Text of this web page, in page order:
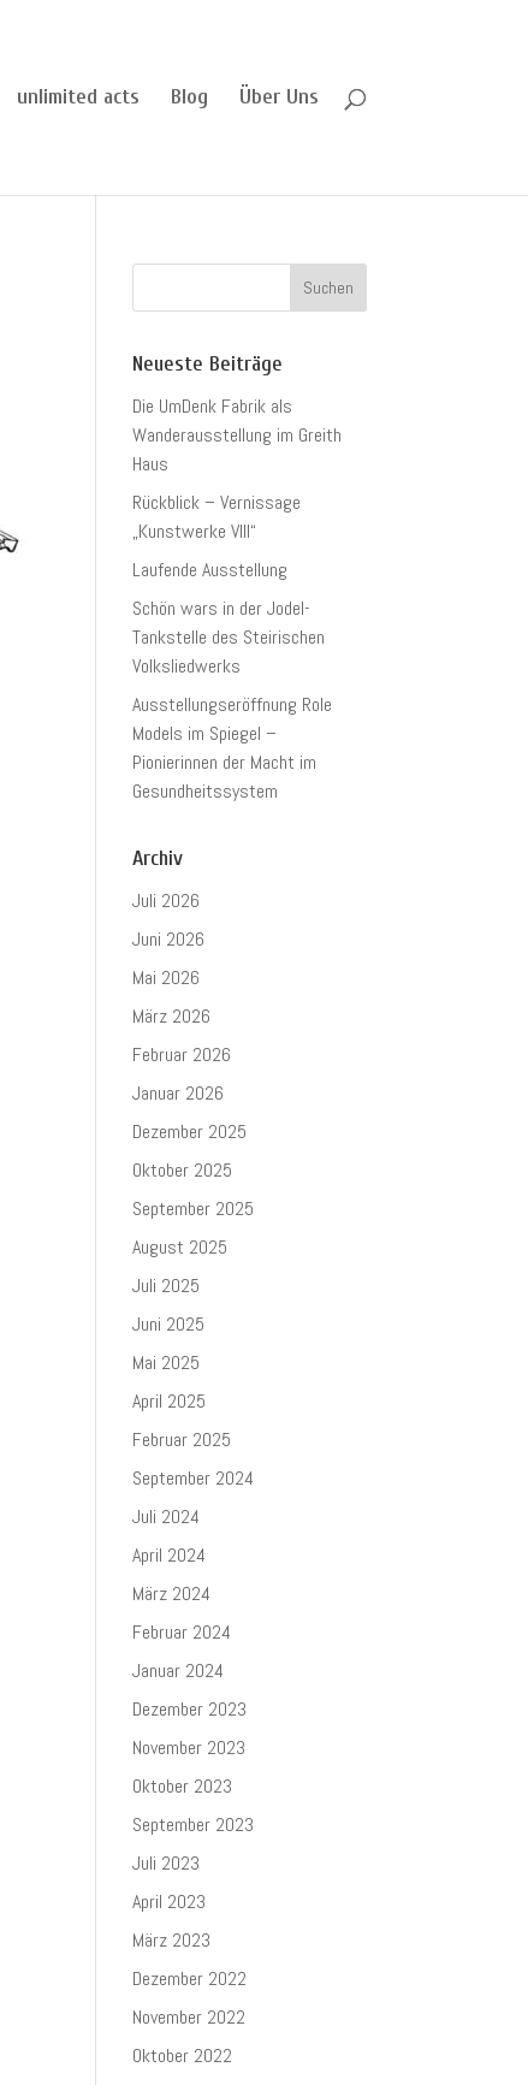
unlimited acts Blog Über Uns
Neueste Beiträge
Die UmDenk Fabrik als
Wanderausstellung im Greith
Haus
Rückblick – Vernissage
„Kunstwerke VIII“
Laufende Ausstellung
Schön wars in der Jodel-
Tankstelle des Steirischen
Volksliedwerks
Ausstellungseröffnung Role
Models im Spiegel –
Pionierinnen der Macht im
Gesundheitssystem
Archiv
Juli 2026
Juni 2026
Mai 2026
März 2026
Februar 2026
Januar 2026
Dezember 2025
Oktober 2025
September 2025
August 2025
Juli 2025
Juni 2025
Mai 2025
April 2025
Februar 2025
September 2024
Juli 2024
April 2024
März 2024
Februar 2024
Januar 2024
Dezember 2023
November 2023
Oktober 2023
September 2023
Juli 2023
April 2023
März 2023
Dezember 2022
November 2022
Oktober 2022